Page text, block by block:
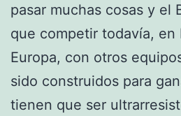
pasar muchas cosas y el
que competir todavía, en
Europa, con otros
sido construidos para
tienen que ser